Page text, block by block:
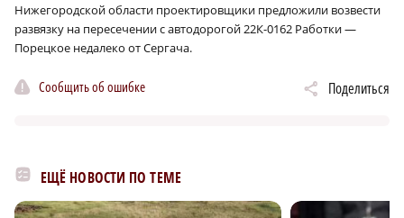
Нижегородской области проектировщики предложили возвести
развязку на пересечении с автодорогой 22К-0162 Работки —
Порецкое недалеко от Сергача.
Сообщить об ошибке Поделиться
ЕЩЁ НОВОСТИ ПО ТЕМЕ